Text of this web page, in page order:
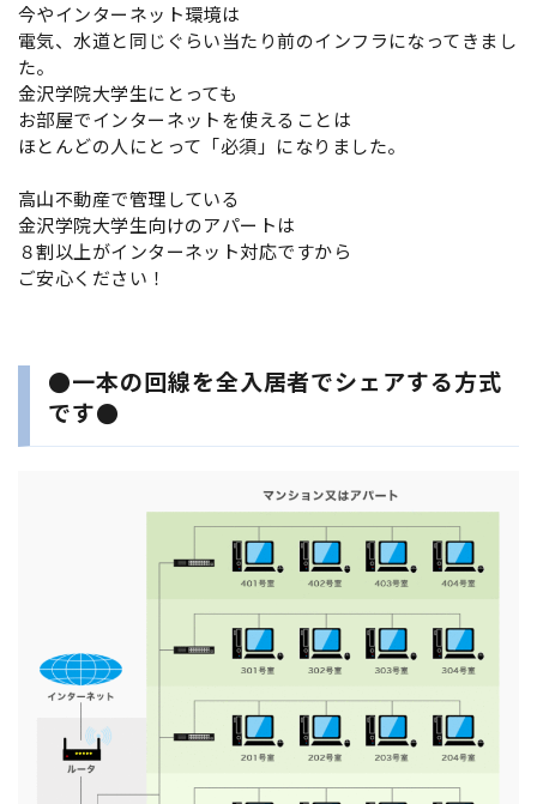
今やインターネット環境は
電気、水道と同じぐらい当たり前のインフラになってきまし
た。
金沢学院大学生にとっても
お部屋でインターネットを使えることは
ほとんどの人にとって「必須」になりました。
高山不動産で管理している
金沢学院大学生向けのアパートは
８割以上がインターネット対応ですから
ご安心ください！
●一本の回線を全入居者でシェアする方式
です●